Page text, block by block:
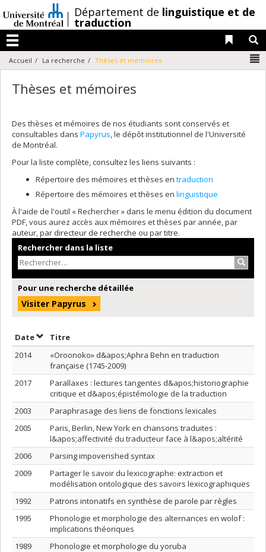
au
contenu
/Département de linguistique et de
traduction
Menu
Liens
Accueil La recherche Thèses et mémoires
Thèses et mémoires
Des thèses et mémoires de nos étudiants sont conservés et
consultables dans Papyrus, le dépôt institutionnel de l'Université
de Montréal.
Pour la liste complète, consultez les liens suivants :
Répertoire des mémoires et thèses en traduction
Répertoire des mémoires et thèses en linguistique
À l'aide de l'outil « Rechercher » dans le menu édition du document
PDF, vous aurez accès aux mémoires et thèses par année, par
auteur, par directeur de recherche ou par titre.
Rechercher dans la liste
Pour une recherche détaillée
Visiter Papyrus
DateTrier par date en ordre croissant
Titre
2014
«Oroonoko» d&apos;Aphra Behn en traduction
française (1745-2009)
2017
Parallaxes : lectures tangentes d&apos;historiographie
critique et d&apos;épistémologie de la traduction
2003
Paraphrasage des liens de fonctions lexicales
2005
Paris, Berlin, New York en chansons traduites :
l&apos;affectivité du traducteur face à l&apos;altérité
2006
Parsing impoverished syntax
2009
Partager le savoir du lexicographe: extraction et
modélisation ontologique des savoirs lexicographiques
1992
Patrons intonatifs en synthèse de parole par règles
1995
Phonologie et morphologie des alternances en wolof :
implications théoriques
1989
Phonologie et morphologie du yoruba